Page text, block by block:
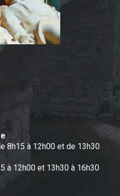
8h15 à 12h00 et de 13h30
à 12h00 et 13h30 à 16h30